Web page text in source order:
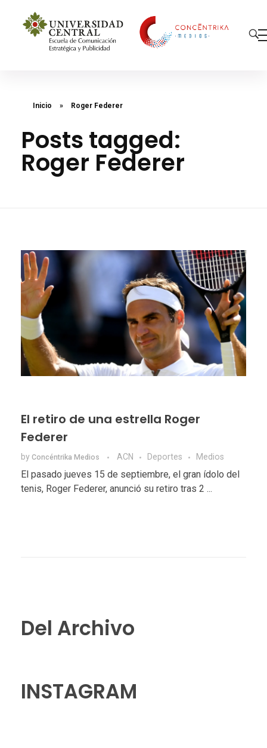
Inicio » Roger Federer
Posts tagged:
Roger Federer
El retiro de una estrella Roger
Federer
by Concéntrika Medios ACN Deportes Medios
El pasado jueves 15 de septiembre, el gran ídolo del
tenis, Roger Federer, anunció su retiro tras 2 ...
Del Archivo
INSTAGRAM